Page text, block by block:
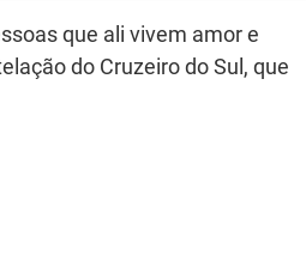
que ali vivem amor e
do Cruzeiro do Sul, que